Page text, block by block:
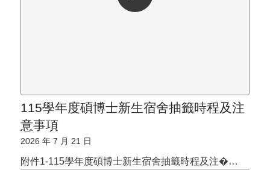
115學年度碩博士新生宿舍抽籤時程及注
意事項
2026 年 7 月 21 日
附件1-115學年度碩博士新生宿舍抽籤時程及注�…